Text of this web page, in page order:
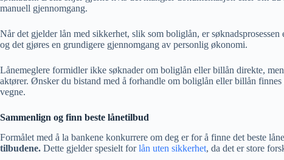
manuell gjennomgang.
Når det gjelder lån med sikkerhet, slik som boliglån, er
og det gjøres en grundigere gjennomgang av personlig økonomi.
Lånemeglere formidler ikke søknader om boliglån eller billån direkte,
aktører. Ønsker du bistand med å forhandle om boliglån eller billån
vegne.
Sammenlign og finn beste lånetilbud
Formålet med å la bankene konkurrere om deg er for å finne det beste
tilbudene. Dette gjelder spesielt forlån uten sikkerhet, da det er store